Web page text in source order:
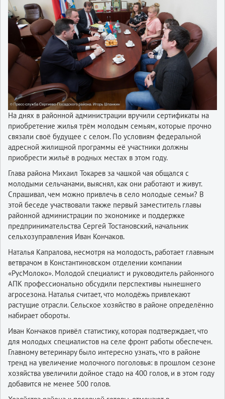
На днях в районной администрации вручили сертификаты на
приобретение жилья трём молодым семьям, которые прочно
связали своё будущее с селом. По условиям федеральной
адресной жилищной программы её участники должны
приобрести жильё в родных местах в этом году.
Глава района Михаил Токарев за чашкой чая общался с
молодыми сельчанами, выяснял, как они работают и живут.
Спрашивал, чем можно привлечь в село молодые семьи? В
этой беседе участвовали также первый заместитель главы
районной администрации по экономике и поддержке
предпринимательства Сергей Тостановский, начальник
сельхозуправления Иван Кончаков.
Наталья Капралова, несмотря на молодость, работает главным
ветврачом в Константиновском отделении компании
«РусМолоко». Молодой специалист и руководитель районного
АПК профессионально обсудили перспективы нынешнего
агросезона. Наталья считает, что молодёжь привлекают
растущие отрасли. Сельское хозяйство в районе определённо
набирает обороты.
Иван Кончаков привёл статистику, которая подтверждает, что
для молодых специалистов на селе фронт работы обеспечен.
Главному ветеринару было интересно узнать, что в районе
тренд на увеличение молочного поголовья: в прошлом сезоне
хозяйства увеличили дойное стадо на 400 голов, и в этом году
добавится не менее 500 голов.